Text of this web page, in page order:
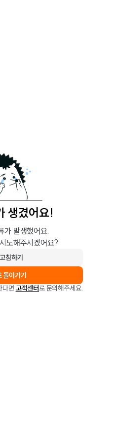
생겼어요!
가 발생했어요.
도해주시겠어요?
침하기
돌아가기
다면 고객센터로 문의해주세요.